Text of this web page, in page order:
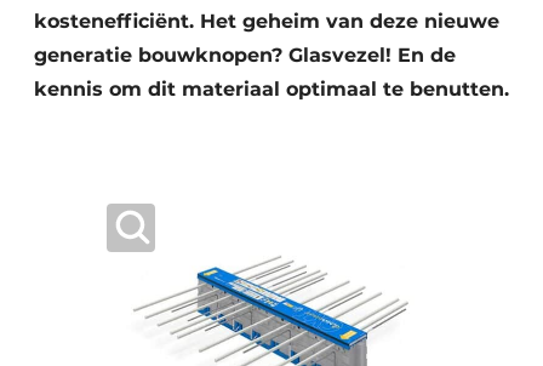
kostenefficiënt. Het geheim van deze nieuwe
generatie bouwknopen? Glasvezel! En de
kennis om dit materiaal optimaal te benutten.